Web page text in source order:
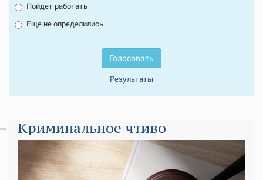
Пойдет работать
Еще не определились
Голосовать
Результаты
Криминальное чтиво